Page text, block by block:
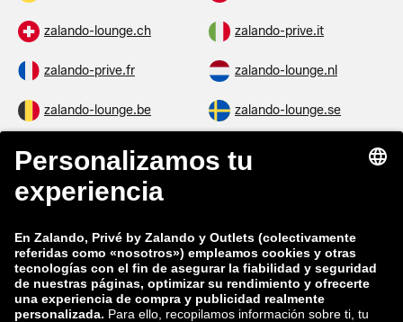
zalando-lounge.ch zalando-prive.it
zalando-prive.fr zalando-lounge.nl
zalando-lounge.be zalando-lounge.se
zalando-lounge.fi
zalando-lounge.co.uk
zalando-prive.es
zalando-lounge.lt zalando-lounge.sk
zalando-lounge.ro zalando-lounge.hr